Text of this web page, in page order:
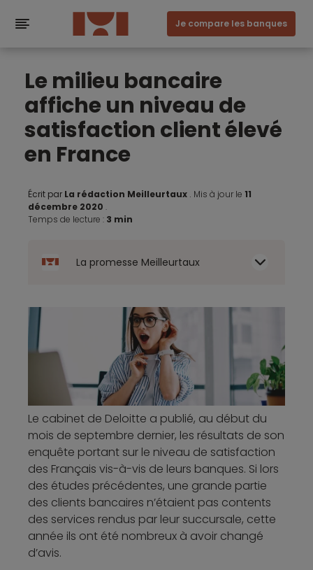
Je compare les banques
Le milieu bancaire
affiche un niveau de
satisfaction client élevé
en France
Écrit par La rédaction Meilleurtaux . Mis à jour le 11
décembre 2020 .
Temps de lecture : 3 min
La promesse Meilleurtaux
Le cabinet de Deloitte a publié, au début du
mois de septembre dernier, les résultats de son
enquête portant sur le niveau de satisfaction
des Français vis-à-vis de leurs banques. Si lors
des études précédentes, une grande partie
des clients bancaires n’étaient pas contents
des services rendus par leur succursale, cette
année ils ont été nombreux à avoir changé
d’avis.